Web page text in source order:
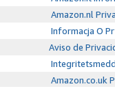
Amazon.nl
Informacja O
Aviso de
Amazon.co.uk